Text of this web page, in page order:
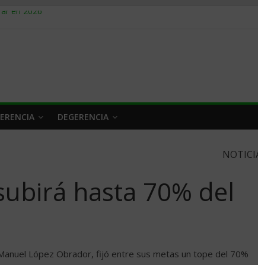
en 2026
hacer
y venderle
DEGERENCIA
hasta 70% del
López Obrador, fijó entre sus metas un tope del 70%